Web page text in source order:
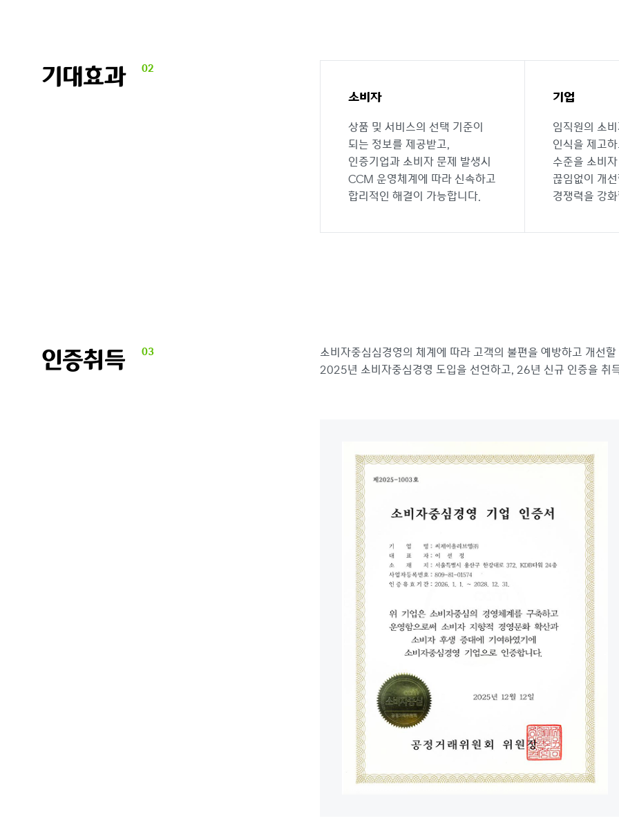
02
기대효과
소비자
상품 및 서비스의 선택 기준이
되는 정보를 제공받고,
인증기업과 소비자 문제 발생시
CCM 운영체계에 따라 신속하고
합리적인 해결이 가능합니다.
기업
임직원의 소
인식을 제고
수준을 소비
끊임없이 개
경쟁력을 강
03
인증취득
소비자중심심경영의 체계에 따라 고객의 불편을 예방하고 개선
2025년 소비자중심경영 도입을 선언하고, 26년 신규 인증을 취